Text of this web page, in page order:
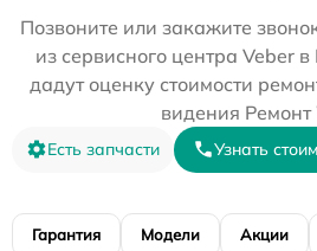
Позвоните или закажите
из сервисного центра Veber
дадут оценку стоимости
видения Ремонт
Есть запчасти Узнать
Гарантия Модели Акции